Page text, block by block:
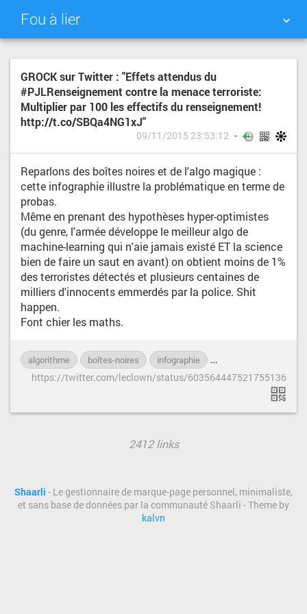
Fou à lier
NUAGE DE TAGS MUR D'IMAGES
QUOTIDIEN RECHERCHER
GROCK sur Twitter : "Effets attendus du
#PJLRenseignement contre la menace terroriste:
Multiplier par 100 les effectifs du renseignement!
http://t.co/SBQa4NG1xJ"
09/11/2015 23:53:12
Reparlons des boîtes noires et de l'algo magique :
cette infographie illustre la problématique en terme de
probas.
Même en prenant des hypothèses hyper-optimistes
(du genre, l'armée développe le meilleur algo de
machine-learning qui n'aie jamais existé ET la science
bien de faire un saut en avant) on obtient moins de 1%
des terroristes détectés et plusieurs centaines de
milliers d'innocents emmerdés par la police. Shit
happen.
Font chier les maths.
algorithme boîtes-noires infographie
https://twitter.com/leclown/status/603564447521755136
2412 links
Shaarli - Le gestionnaire de marque-page personnel, minimaliste,
et sans base de données par la communauté Shaarli - Theme by
kalvn